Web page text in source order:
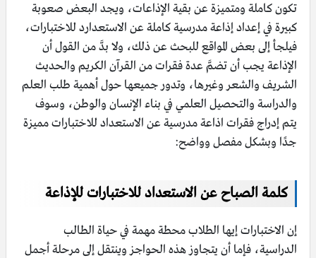
تكون كاملة ومتميزة عن بقية الإذاعات، ويجد البعض صعوبة
كبيرة في إعداد إذاعة مدرسية كاملة عن الاستعدارد للاختبارات،
فيلجأ إلى بعض المواقع للبحث عن ذلك، ولا بدَّ من القول أن
الإذاعة يجب أن تضمَّ عدة فقرات من القرآن الكريم والحديث
الشريف والشعر وغيرها، وتدور جميعها حول أهمية طلب العلم
والدراسة والتحصيل العلمي في بناء الإنسان والوطن، وسوف
يتم إدراج فقرات اذاعة مدرسية عن الاستعداد للاختبارات مميزة
جدًا وبشكل مفصل وواضح:
كلمة الصباح عن الاستعداد للاختبارات للإذاعة
إن الاختبارات إيها الطلاب محطة مهمة في حياة الطالب
الدراسية، فإما أن يتجاوز هذه الحواجز وينتقل إلى مرحلة أجمل